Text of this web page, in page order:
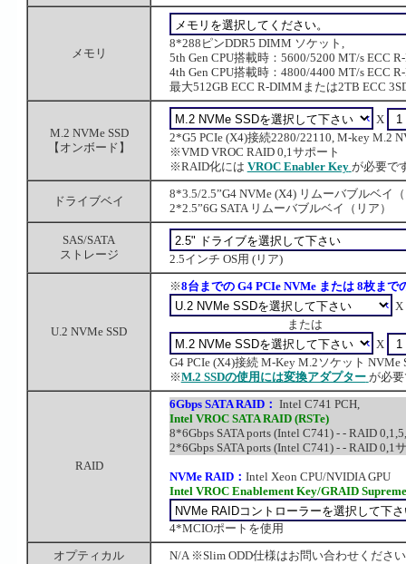
メモリ
8*288ピンDDR5 DIMM ソケット,
5th Gen CPU搭載時：5600/5200 MT/s ECC
4th Gen CPU搭載時：4800/4400 MT/s ECC
最大512GB ECC R-DIMMまたは2TB ECC
M.2 NVMe SSD
【オンボード】
X
2*G5 PCIe (X4)接続2280/22110, M-key M.2
※VMD VROC RAID 0,1サポート
※RAID化には VROC Enabler Key が必要で
ドライブベイ
8*3.5/2.5”G4 NVMe (X4) リムーバブルベイ
2*2.5”6G SATA リムーバブルベイ（リア）
SAS/SATA
ストレージ
2.5インチ OS用 (リア)
U.2 NVMe SSD
※8台までの G4 PCIe NVMe または 8枚まで
X
または
X
G4 PCIe (X4)接続 M-Key M.2ソケット NVMe
※M.2 SSDの使用には変換アダプター が必
RAID
6Gbps SATA RAID： Intel C741 PCH,
Intel VROC SATA RAID (RSTe)
8*6Gbps SATA ports (Intel C741) - - RAID
2*6Gbps SATA ports (Intel C741) - - RAID 0,1
NVMe RAID： Intel Xeon CPU/NVIDIA GPU
Intel VROC Enablement Key/GRAID
4*MCIOポートを使用
オプティカル
N/A ※Slim ODD仕様はお問い合わせくださ